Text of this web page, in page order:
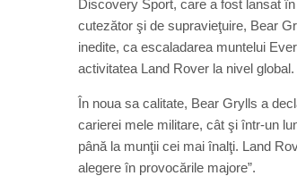
Discovery Sport, care a fost lansat
cutezător şi de supravieţuire, Bear
inedite, ca escaladarea muntelui
activitatea Land Rover la nivel global.
În noua sa calitate, Bear Grylls a
carierei mele militare, cât şi într-un
până la munţii cei mai înalţi. Land
alegere în provocările majore”.